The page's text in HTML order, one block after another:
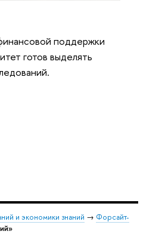
поддержки
готов выделять
и экономики знаний → Форсайт-